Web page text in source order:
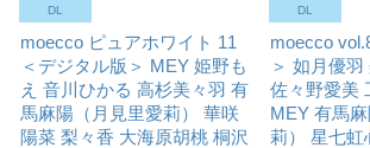
DL
moecco ピュアホワイト 11
＜デジタル版＞ MEY 姫野も
え 音川ひかる 高杉美々羽 有
馬麻陽（月見里愛莉）
華咲
陽菜 梨々香 大海原胡桃 桐沢
DL
moecco
＞ 如月優羽
佐々野愛美
MEY 有馬
莉）
星七虹